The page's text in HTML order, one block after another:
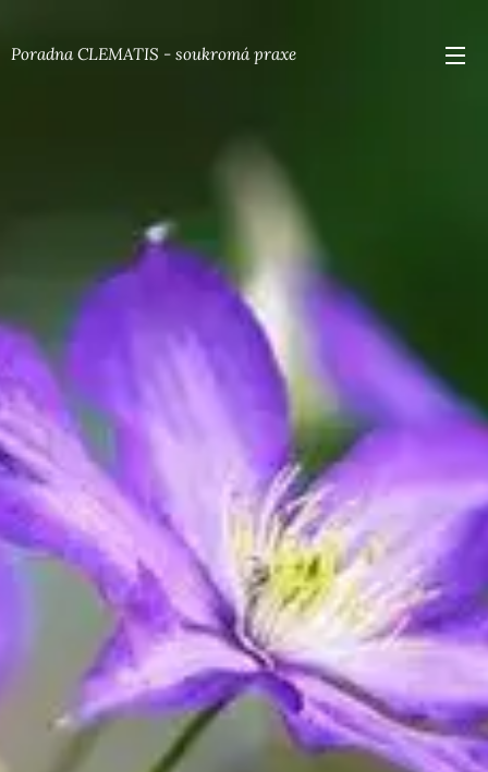
Poradna CLEMATIS - soukromá praxe